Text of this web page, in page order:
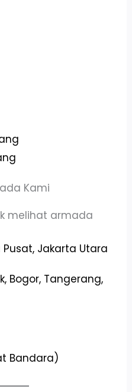
Kami
melihat armada
Jakarta Utara
Bogor, Tangerang,
Bandara)